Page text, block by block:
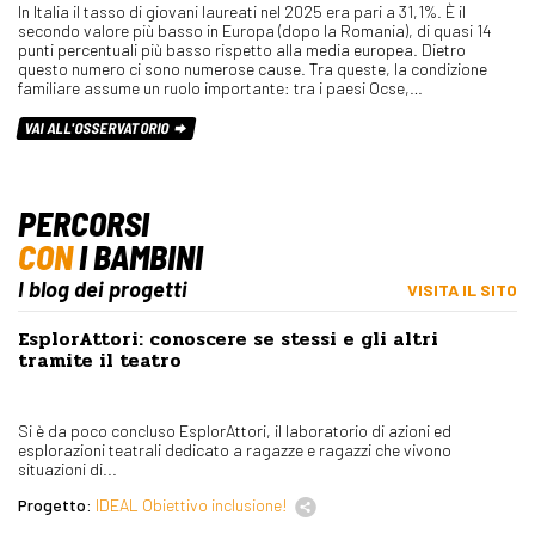
In Italia il tasso di giovani laureati nel 2025 era pari a 31,1%. È il
secondo valore più basso in Europa (dopo la Romania), di quasi 14
punti percentuali più basso rispetto alla media europea. Dietro
questo numero ci sono numerose cause. Tra queste, la condizione
familiare assume un ruolo importante: tra i paesi Ocse,…
VAI ALL'OSSERVATORIO
PERCORSI
CONI BAMBINI
I blog dei progetti VISITA IL SITO
EsplorAttori: conoscere se stessi e gli altri
tramite il teatro
Si è da poco concluso EsplorAttori, il laboratorio di azioni ed
esplorazioni teatrali dedicato a ragazze e ragazzi che vivono
situazioni di...
Progetto: IDEAL Obiettivo inclusione!